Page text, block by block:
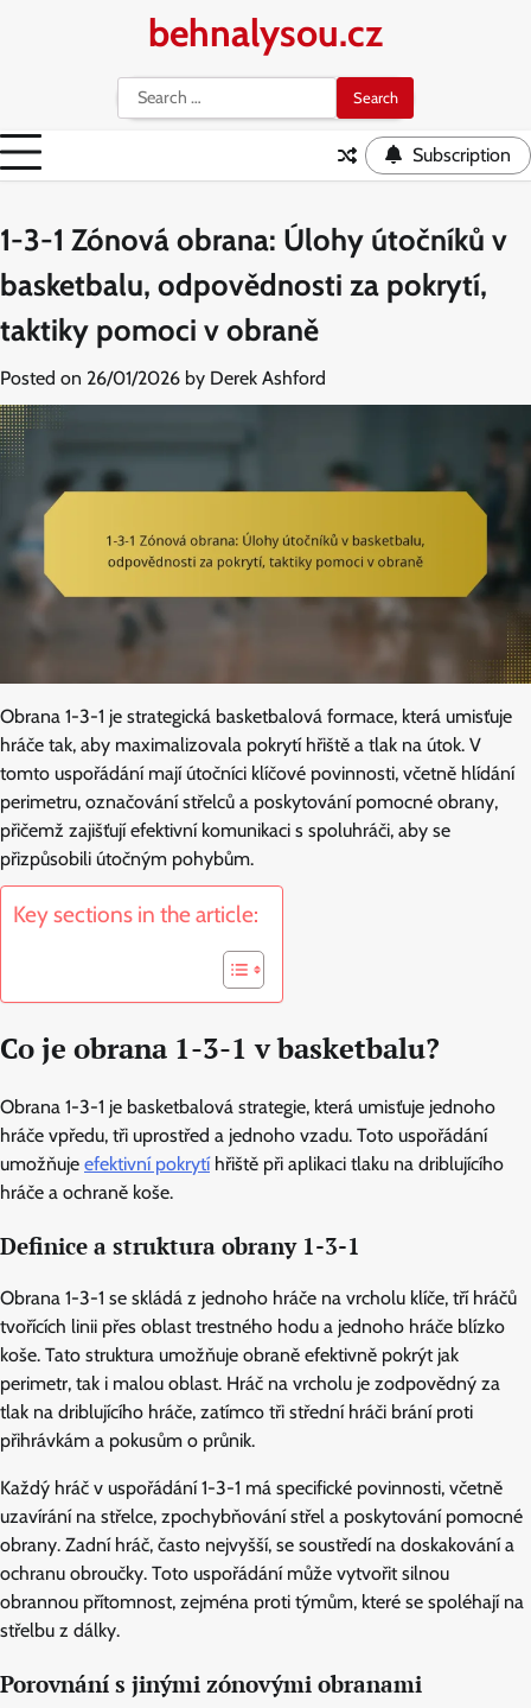
behnalysou.cz
Search
for:
Subscription
1-3-1 Zónová obrana: Úlohy útočníků v
basketbalu, odpovědnosti za pokrytí,
taktiky pomoci v obraně
Posted on 26/01/2026 by Derek Ashford
Obrana 1-3-1 je strategická basketbalová formace, která umisťuje
hráče tak, aby maximalizovala pokrytí hřiště a tlak na útok. V
tomto uspořádání mají útočníci klíčové povinnosti, včetně hlídání
perimetru, označování střelců a poskytování pomocné obrany,
přičemž zajišťují efektivní komunikaci s spoluhráči, aby se
přizpůsobili útočným pohybům.
Key sections in the article:
Co je obrana 1-3-1 v basketbalu?
Obrana 1-3-1 je basketbalová strategie, která umisťuje jednoho
hráče vpředu, tři uprostřed a jednoho vzadu. Toto uspořádání
umožňuje efektivní pokrytíhřiště při aplikaci tlaku na driblujícího
hráče a ochraně koše.
Definice a struktura obrany 1-3-1
Obrana 1-3-1 se skládá z jednoho hráče na vrcholu klíče, tří hráčů
tvořících linii přes oblast trestného hodu a jednoho hráče blízko
koše. Tato struktura umožňuje obraně efektivně pokrýt jak
perimetr, tak i malou oblast. Hráč na vrcholu je zodpovědný za
tlak na driblujícího hráče, zatímco tři střední hráči brání proti
přihrávkám a pokusům o průnik.
Každý hráč v uspořádání 1-3-1 má specifické povinnosti, včetně
uzavírání na střelce, zpochybňování střel a poskytování pomocné
obrany. Zadní hráč, často nejvyšší, se soustředí na doskakování a
ochranu obroučky. Toto uspořádání může vytvořit silnou
obrannou přítomnost, zejména proti týmům, které se spoléhají na
střelbu z dálky.
Porovnání s jinými zónovými obranami